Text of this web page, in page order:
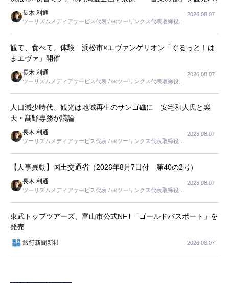
長木 利通
ツーリズムメディアサービス代表 / ㈱ツーリンクス代表取締役社
2026.08.07
観て、食べて、体験 浜松市×エヴァンゲリオン「ぐるっと！は
まエヴァ」開催
長木 利通
ツーリズムメディアサービス代表 / ㈱ツーリンクス代表取締役社
2026.08.07
人口減少時代、観光は地域再生のサンゴ礁に 安宅和人氏と楽
天・髙野専務が議論
長木 利通
ツーリズムメディアサービス代表 / ㈱ツーリンクス代表取締役社
2026.08.07
【人事異動】国土交通省（2026年8月7日付 第40の2号）
長木 利通
ツーリズムメディアサービス代表 / ㈱ツーリンクス代表取締役社
2026.08.07
東武トップツアーズ、富山市公式NFT「ゴールドパスポート」を
発売
旅行新聞新社 2026.08.07